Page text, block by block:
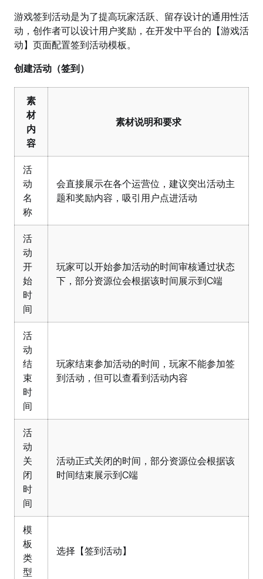
游戏签到活动是为了提高玩家活跃、留存设计的通用性活
动，创作者可以设计用户奖励，在开发中平台的【游戏活
动】页面配置签到活动模板。
创建活动（签到）
素
材
内
容
素材说明和要求
活
动
名
称
会直接展示在各个运营位，建议突出活动主
题和奖励内容，吸引用户点进活动
活
动
开
始
时
间
玩家可以开始参加活动的时间审核通过状态
下，部分资源位会根据该时间展示到C端
活
动
结
束
时
间
玩家结束参加活动的时间，玩家不能参加签
到活动，但可以查看到活动内容
活
动
关
闭
时
间
活动正式关闭的时间，部分资源位会根据该
时间结束展示到C端
模
板
类
型
选择【签到活动】